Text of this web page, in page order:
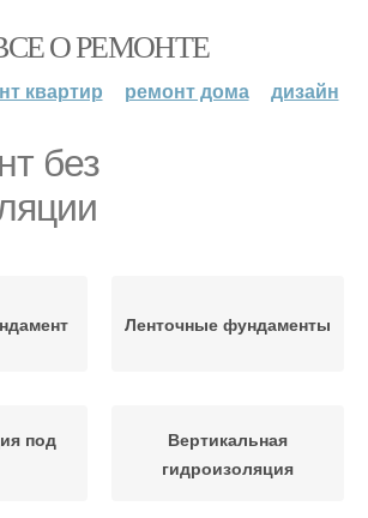
О РЕМОНТЕ
квартир ремонт дома дизайн
без
Ленточные фундаменты
под
Вертикальная
гидроизоляция